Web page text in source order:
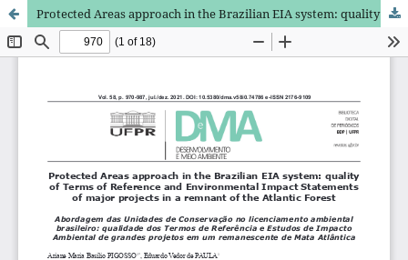
Protected Areas approach in the Brazilian EIA system: quality of Terms of Reference and Environmental Impact Statements of major projects in a remnant of the Atlantic Forest